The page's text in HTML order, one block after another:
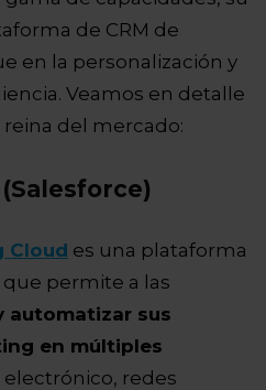
de CRM de
en la personalización y
Veamos en detalle
del mercado:
Cloud es una plataforma
permite a las
automatizar sus
en múltiples
redes